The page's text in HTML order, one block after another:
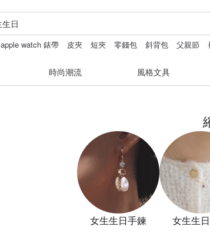
apple watch 錶帶 皮夾 短夾 零錢包 斜背包 父親節
時尚潮流 風格文具
女生生日手鍊 女生生